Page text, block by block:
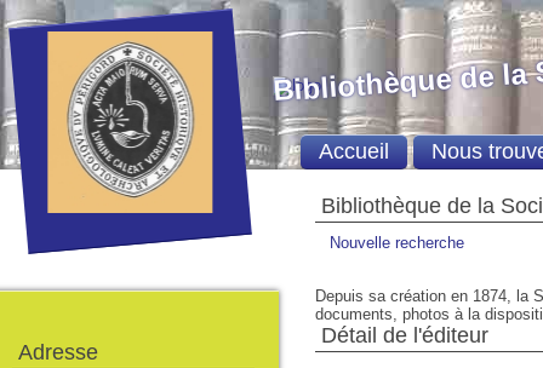
Bibliothèque de la
Nouvelle recherche
Depuis sa création en 1874, la
documents, photos à la
Détail de l'éditeur
Bibliothèque de la
Accueil Nous
Adresse